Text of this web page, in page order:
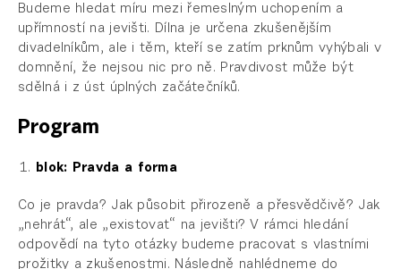
Budeme hledat míru mezi řemeslným uchopením a
upřímností na jevišti. Dílna je určena zkušenějším
divadelníkům, ale i těm, kteří se zatím prknům vyhýbali v
domnění, že nejsou nic pro ně. Pravdivost může být
sdělná i z úst úplných začátečníků.
Program
blok: Pravda a forma
Co je pravda? Jak působit přirozeně a přesvědčivě? Jak
„nehrát“, ale „existovat“ na jevišti? V rámci hledání
odpovědí na tyto otázky budeme pracovat s vlastními
prožitky a zkušenostmi. Následně nahlédneme do